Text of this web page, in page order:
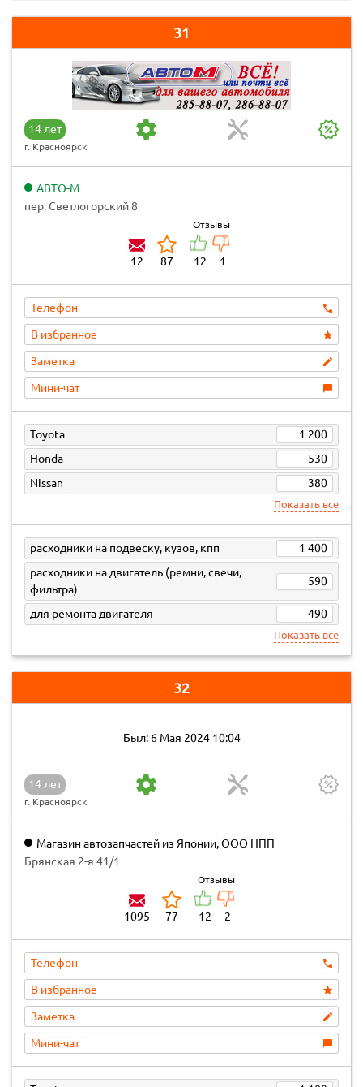
31
14 лет
г. Красноярск
АВТО-М
пер. Светлогорский 8
12 87
Отзывы
12 1
Телефон
В избранное
Заметка
Мини-чат
Toyota
1 200
Honda
530
Nissan
380
Показать все
расходники на подвеску, кузов, кпп
1 400
расходники на двигатель (ремни, свечи,
фильтра)
590
для ремонта двигателя 490
Показать все
32
Был: 6 Мая 2024 10:04
14 лет
г. Красноярск
Магазин автозапчастей из Японии, ООО НПП
Сибремсварка
Брянская 2-я 41/1
1095 77
Отзывы
12 2
Телефон
В избранное
Заметка
Мини-чат